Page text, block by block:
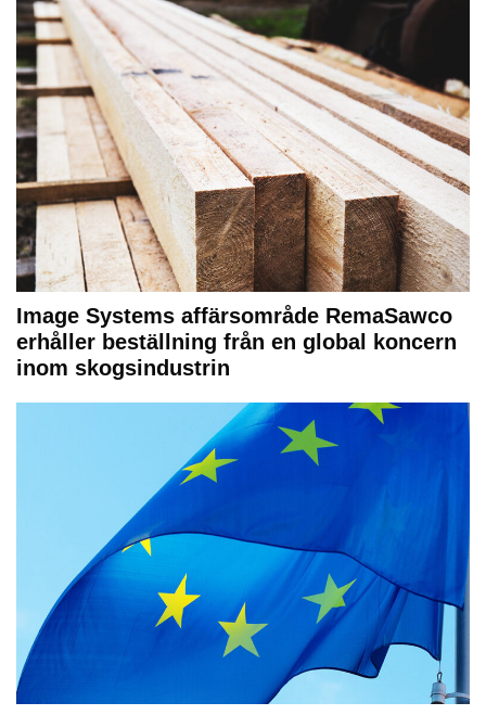
Image Systems affärsområde RemaSawco
erhåller beställning från en global koncern
inom skogsindustrin